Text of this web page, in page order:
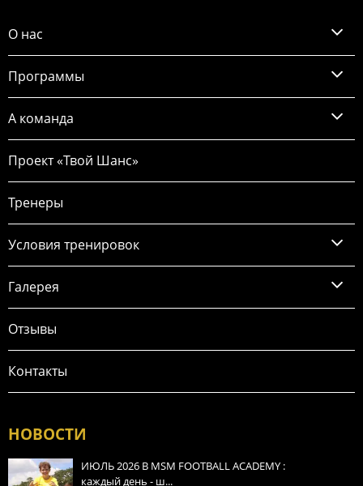
НОВОСТИ
ИЮЛЬ 2026 В MSM FOOTBALL ACADEMY :
каждый день - ш...
О нас
Программы
А команда
Проект «Твой Шанс»
Тренеры
Условия тренировок
Галерея
Отзывы
Контакты